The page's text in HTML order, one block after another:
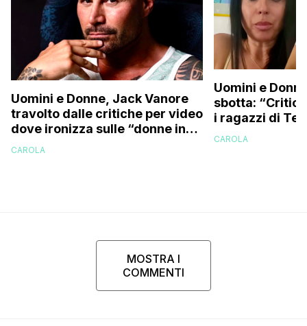
Uomini e Donne, Jack Vanore
travolto dalle critiche per video
dove ironizza sulle “donne in
perizoma su internet”
CAROLA
Uomini e
sbotta:
i ragazzi di
perché vi
CAROLA
MOSTRA I
COMMENTI